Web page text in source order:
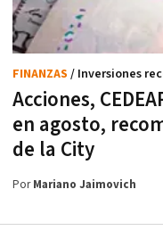
Acciones,
en agosto,
de la City
FINANZAS / Inversiones
PorMariano Jaimovich